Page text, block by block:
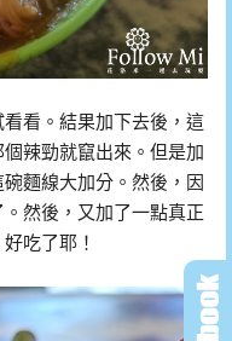
看。結果加下去後，這
辣勁就竄出來。但是加
麵線大加分。然後，因
然後，又加了一點真正
吃了耶！